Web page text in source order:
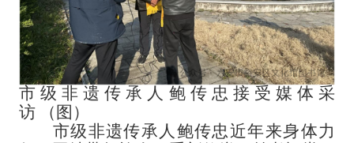
市级非遗传承人鲍传忠接受媒体采
访
（图）
市级非遗传承人鲍传忠近年来身体力